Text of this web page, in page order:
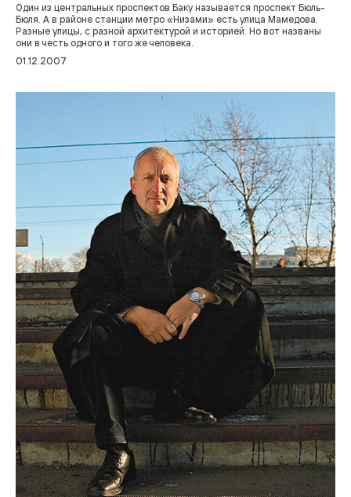
Один из центральных проспектов Баку называется проспект Бюль-
Бюля. А в районе станции метро «Низами» есть улица Мамедова.
Разные улицы, с разной архитектурой и историей. Но вот названы
они в честь одного и того же человека.
01.12.2007